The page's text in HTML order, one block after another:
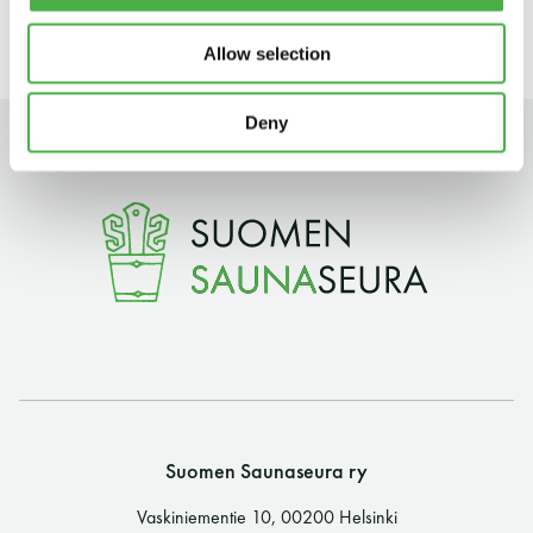
Allow selection
Deny
11 saunomiskerran kortti
3kk kortti - M / N
275€ / 115€
Suomen Saunaseura ry
Kahvio/kassa 050 372 4167
(saunojen aukioloaikana)
Suomen Saunaseura ry
Vaskiniementie 10, 00200 Helsinki